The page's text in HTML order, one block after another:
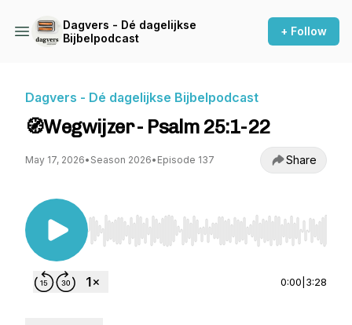
Dagvers - Dé dagelijkse
Bijbelpodcast
+ Follow
Dagvers - Dé dagelijkse Bijbelpodcast
🧭Wegwijzer - Psalm 25:1-22
May 17, 2026• Season 2026• Episode 137 Share
Use Left/Right to seek, Home/End to jump to
0:00 3:28